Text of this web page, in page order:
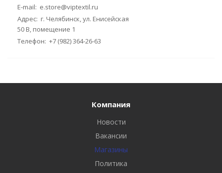
E-mail: e.store@viptextil.ru
Адрес: г. Челябинск, ул. Енисейская
50 В, помещение 1
Телефон: +7 (982) 364-26-63
Компания
Новости
Вакансии
Магазины
Политика